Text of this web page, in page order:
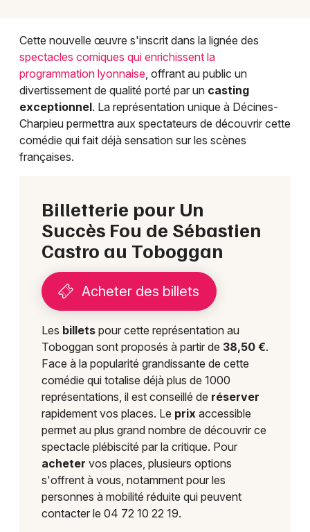
Mon email
Je m'abonne
Cette nouvelle œuvre s'inscrit dans la lignée des
spectacles comiques qui enrichissent la
programmation lyonnaise, offrant au public un
divertissement de qualité porté par un casting
exceptionnel. La représentation unique à Décines-
Charpieu permettra aux spectateurs de découvrir cette
comédie qui fait déjà sensation sur les scènes
françaises.
Billetterie pour Un
Succès Fou de Sébastien
Castro au Toboggan
Acheter des billets
Les billets pour cette représentation au
Toboggan sont proposés à partir de 38,50 €.
Face à la popularité grandissante de cette
comédie qui totalise déjà plus de 1000
représentations, il est conseillé de réserver
rapidement vos places. Le prix accessible
permet au plus grand nombre de découvrir ce
spectacle plébiscité par la critique. Pour
acheter vos places, plusieurs options
s'offrent à vous, notamment pour les
personnes à mobilité réduite qui peuvent
contacter le 04 72 10 22 19.